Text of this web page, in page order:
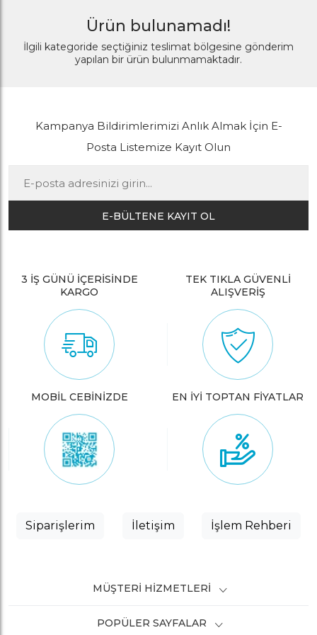
Ürün bulunamadı!
İlgili kategoride seçtiğiniz teslimat bölgesine gönderim
yapılan bir ürün bulunmamaktadır.
Kampanya Bildirimlerimizi Anlık Almak İçin E-
Posta Listemize Kayıt Olun
E-BÜLTENE KAYIT OL
3 İŞ GÜNÜ İÇERİSİNDE
KARGO
TEK TIKLA GÜVENLİ
ALIŞVERİŞ
MOBİL CEBİNİZDE EN İYİ TOPTAN FİYATLAR
Siparişlerim İletişim İşlem Rehberi
MÜŞTERI HIZMETLERI
POPÜLER SAYFALAR